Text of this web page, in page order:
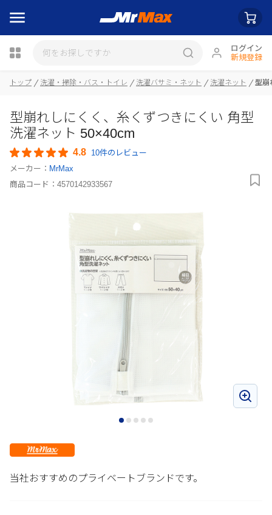
ログイン
新規登録
トップ 洗濯・掃除・バス・トイレ 洗濯バサミ・ネット 洗濯ネット 型崩
型崩れしにくく、糸くずつきにくい 角型
洗濯ネット 50×40cm
4.8 10件のレビュー
メーカー： MrMax
商品コード： 4570142933567
当社おすすめのプライベートブランドです。